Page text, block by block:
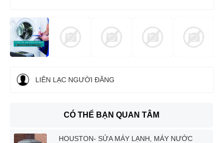
LIÊN LẠC NGƯỜI ĐĂNG
CÓ THỂ BẠN QUAN TÂM
HOUSTON- SỬA MÁY LẠNH, MÁY NƯỚC